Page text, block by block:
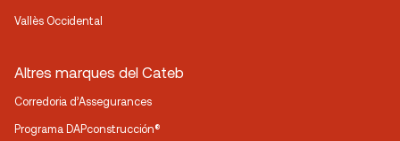
Vallès Occidental
Altres marques del Cateb
Corredoria d’Assegurances
Programa DAPconstrucción®